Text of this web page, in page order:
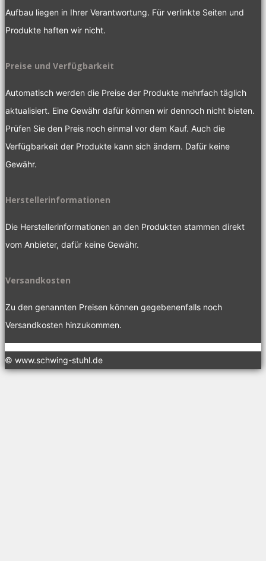
Aufbau liegen in Ihrer Verantwortung. Für verlinkte Seiten und
Produkte haften wir nicht.
Preise und Verfügbarkeit
Automatisch werden die Preise der Produkte mehrfach täglich
aktualisiert. Eine Gewähr dafür können wir dennoch nicht bieten.
Prüfen Sie den Preis noch einmal vor dem Kauf. Auch die
Verfügbarkeit der Produkte kann sich ändern. Dafür keine
Gewähr.
Herstellerinformationen
Die Herstellerinformationen an den Produkten stammen direkt
vom Anbieter, dafür keine Gewähr.
Versandkosten
Zu den genannten Preisen können gegebenenfalls noch
Versandkosten hinzukommen.
© www.schwing-stuhl.de